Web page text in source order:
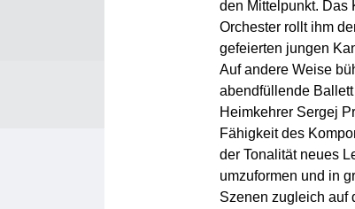
den Mittelpunkt. Das
Orchester rollt ihm
gefeierten jungen
Auf andere Weise
abendfüllende
Heimkehrer Sergej
Fähigkeit des
der Tonalität neues
umzuformen und in
Szenen zugleich auf